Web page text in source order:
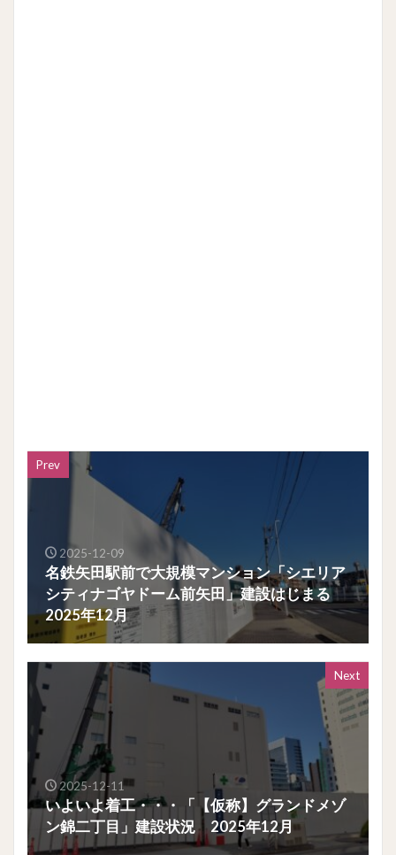
Prev
2025-12-09
名鉄矢田駅前で大規模マンション「シエリア
シティナゴヤドーム前矢田」建設はじまる
2025年12月
Next
2025-12-11
いよいよ着工・・・「【仮称】グランドメゾ
ン錦二丁目」建設状況 2025年12月